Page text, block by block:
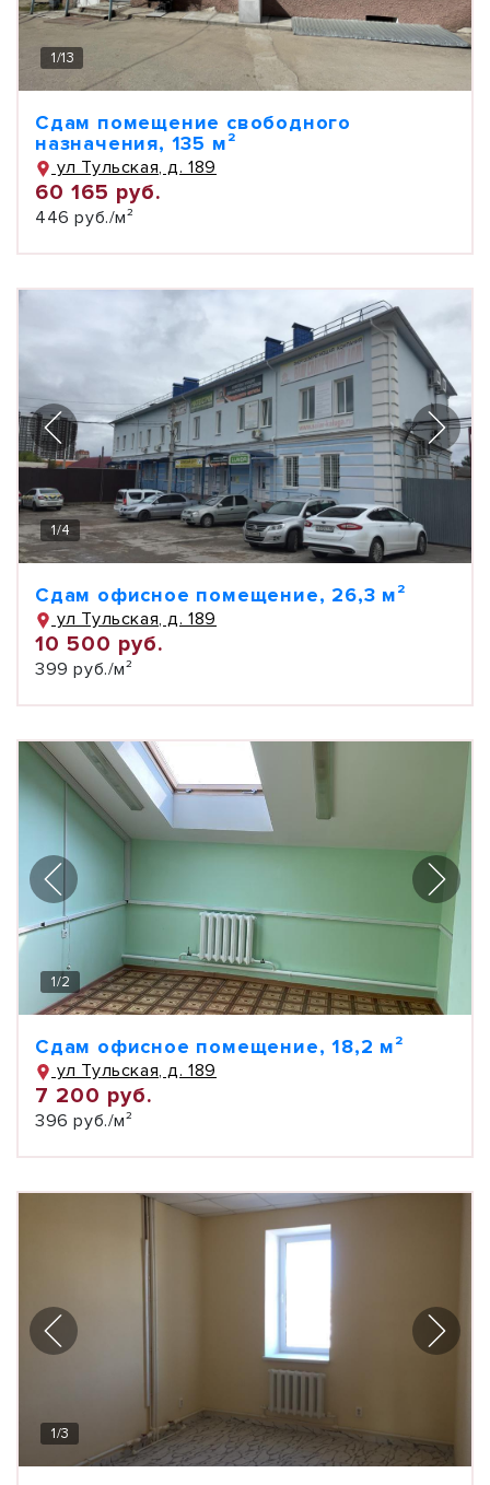
1/13
Сдам помещение свободного
назначения, 135 м²
ул Тульская, д. 189
60 165 руб.
446 руб./м²
1/4
Сдам офисное помещение, 26,3 м²
ул Тульская, д. 189
10 500 руб.
399 руб./м²
1/2
Сдам офисное помещение, 18,2 м²
ул Тульская, д. 189
7 200 руб.
396 руб./м²
1/3